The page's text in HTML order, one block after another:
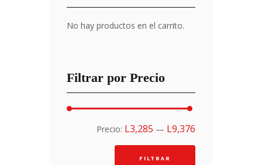
No hay productos en el carrito.
Filtrar por Precio
mínimo
máximo
FILTRAR
Precio: L3,285 — L9,376